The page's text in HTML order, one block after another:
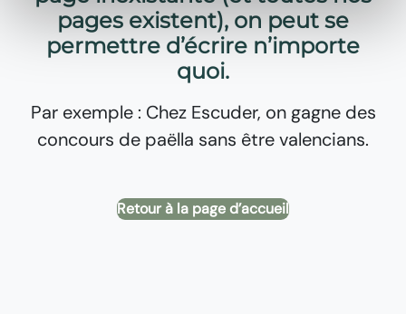
pages existent), on peut se
permettre d’écrire n’importe
quoi.
Par exemple : Chez Escuder, on gagne des
concours de paëlla sans être valencians.
Retour à la page d’accueil